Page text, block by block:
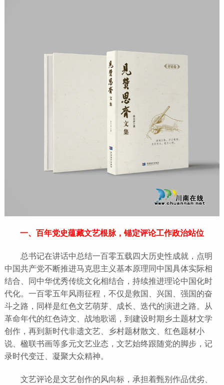
一、百年党史蕴藏文艺根脉，锚定评论工作政治站位
总书记在讲话中总结一百零五载四大历史性成就，点明
中国共产党不断推进马克思主义基本原理同中国具体实际相
结合、同中华优秀传统文化相结合，持续推进理论中国化时
代化。一百零五年风雨征程，不仅是救国、兴国、强国的奋
斗之路，同样是红色文艺萌芽、成长、迭代的演进之路。从
革命年代的红色诗文、战地歌谣，到建设时期乡土题材文学
创作，再到新时代非遗文艺、乡村题材散文、红色题材小
说、楹联书画等多元文艺业态，文艺始终跟随党的脚步，记
录时代变迁、凝聚大众精神。
文艺评论是文艺创作的风向标，承担着甄别作品优劣、